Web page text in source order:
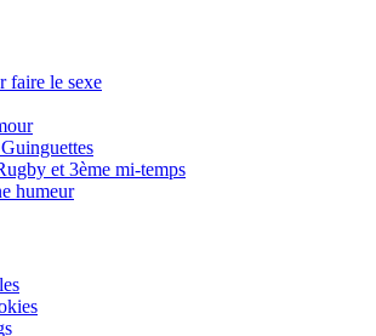
faire le sexe
et 3ème mi-temps
humeur